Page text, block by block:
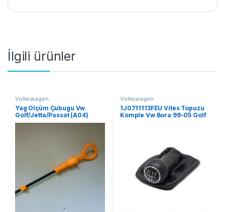
İlgili ürünler
Volkswagen
Yag Ölçüm Çubugu Vw
Golf/Jetta/Passat (A04)
Volkswagen
1J0711113FEU Vites Topuzu
Komple Vw Bora 99-05 Golf